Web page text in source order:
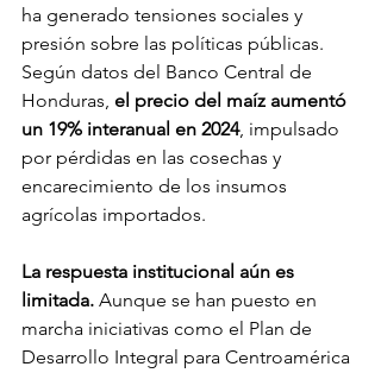
ha generado tensiones sociales y
presión sobre las políticas públicas.
Según datos del Banco Central de
Honduras, el precio del maíz aumentó
un 19% interanual en 2024, impulsado
por pérdidas en las cosechas y
encarecimiento de los insumos
agrícolas importados.
La respuesta institucional aún es
limitada. Aunque se han puesto en
marcha iniciativas como el Plan de
Desarrollo Integral para Centroamérica